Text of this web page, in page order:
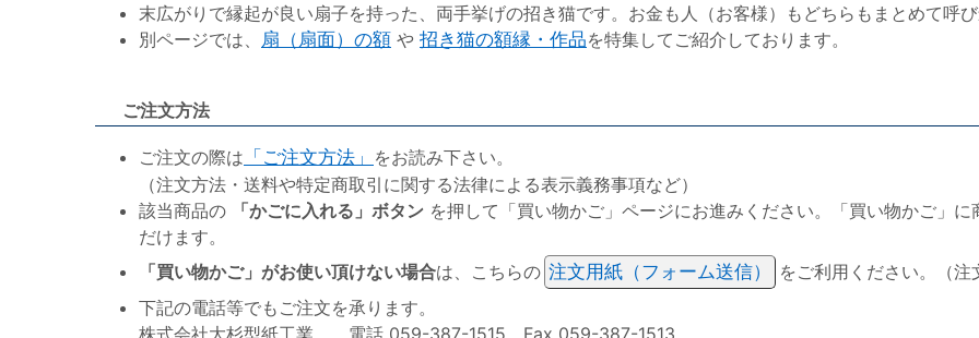
末広がりで縁起が良い扇子を持った、両手挙げの招き猫です。お金も人（お客様）もどちらもまとめて呼
別ページでは、 扇（扇面）の額 や 招き猫の額縁・作品を特集してご紹介しております。
ご注文方法
ご注文の際は 「ご注文方法」 をお読み下さい。
（注文方法・送料や特定商取引に関する法律による表示義務事項など）
該当商品の
「かごに入れる」ボタン を押して「買い物かご」ページにお進みください。「買い物かご」
だけます。
「買い物かご」がお使い頂けない場合は、こちらの 注文用紙（フォーム送信）
をご利用ください。（
下記の電話等でもご注文を承ります。
株式会社大杉型紙工業 電話 059-387-1515 Fax 059-387-1513